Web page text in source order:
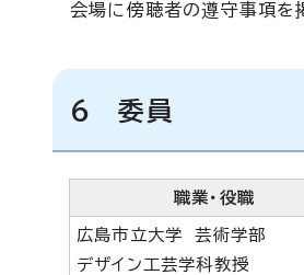
会場に傍聴者の遵守事項を
6 委員
職業・役職
広島市立大学 芸術学部
デザイン工芸学科教授